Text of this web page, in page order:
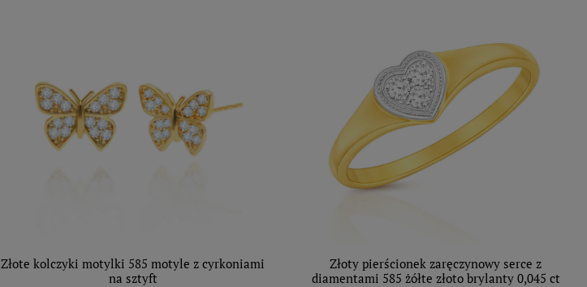
Złote kolczyki motylki 585 motyle z cyrkoniami
na sztyft
Złoty pierścionek zaręczynowy serce z
diamentami 585 żółte złoto brylanty 0,045 ct